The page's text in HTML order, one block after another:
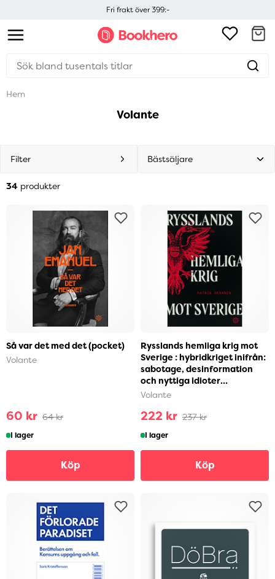
Fri frakt över 399:-
Hem
Volante
Filter
34 produkter
Så var det med det (pocket)
Volante
60 kr 64 kr
I lager
Köp
Rysslands hemliga krig mot
Sverige : hybridkriget inifrån:
sabotage, desinformation
och nyttiga idioter
(inbunden)
Volante
222 kr 237 kr
I lager
Köp